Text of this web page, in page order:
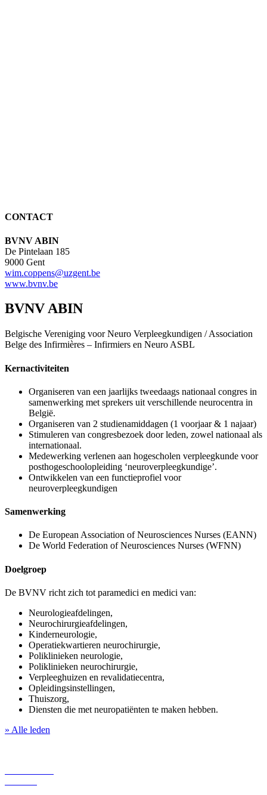
CONTACT
BVNV ABIN
De Pintelaan 185
9000 Gent
wim.coppens@uzgent.be
www.bvnv.be
BVNV ABIN
Belgische Vereniging voor Neuro Verpleegkundigen / Association
Belge des Infirmières – Infirmiers en Neuro ASBL
Kernactiviteiten
Organiseren van een jaarlijks tweedaags nationaal congres in
samenwerking met sprekers uit verschillende neurocentra in
België.
Organiseren van 2 studienamiddagen (1 voorjaar & 1 najaar)
Stimuleren van congresbezoek door leden, zowel nationaal als
internationaal.
Medewerking verlenen aan hogescholen verpleegkunde voor
posthogeschoolopleiding ‘neuroverpleegkundige’.
Ontwikkelen van een functieprofiel voor
neuroverpleegkundigen
Samenwerking
De European Association of Neurosciences Nurses (EANN)
De World Federation of Neurosciences Nurses (WFNN)
Doelgroep
De BVNV richt zich tot paramedici en medici van:
Neurologieafdelingen,
Neurochirurgieafdelingen,
Kinderneurologie,
Operatiekwartieren neurochirurgie,
Poliklinieken neurologie,
Poliklinieken neurochirurgie,
Verpleeghuizen en revalidatiecentra,
Opleidingsinstellingen,
Thuiszorg,
Diensten die met neuropatiënten te maken hebben.
» Alle leden